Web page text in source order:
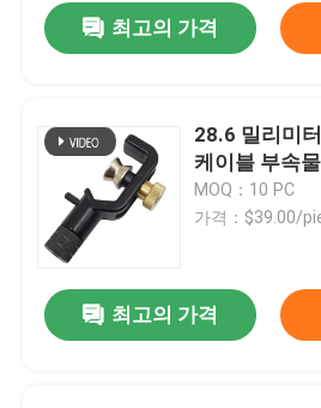
최고의 가격
28.6 밀리미
케이블 부속
MOQ：10 PC
가격：$39.00/
최고의 가격